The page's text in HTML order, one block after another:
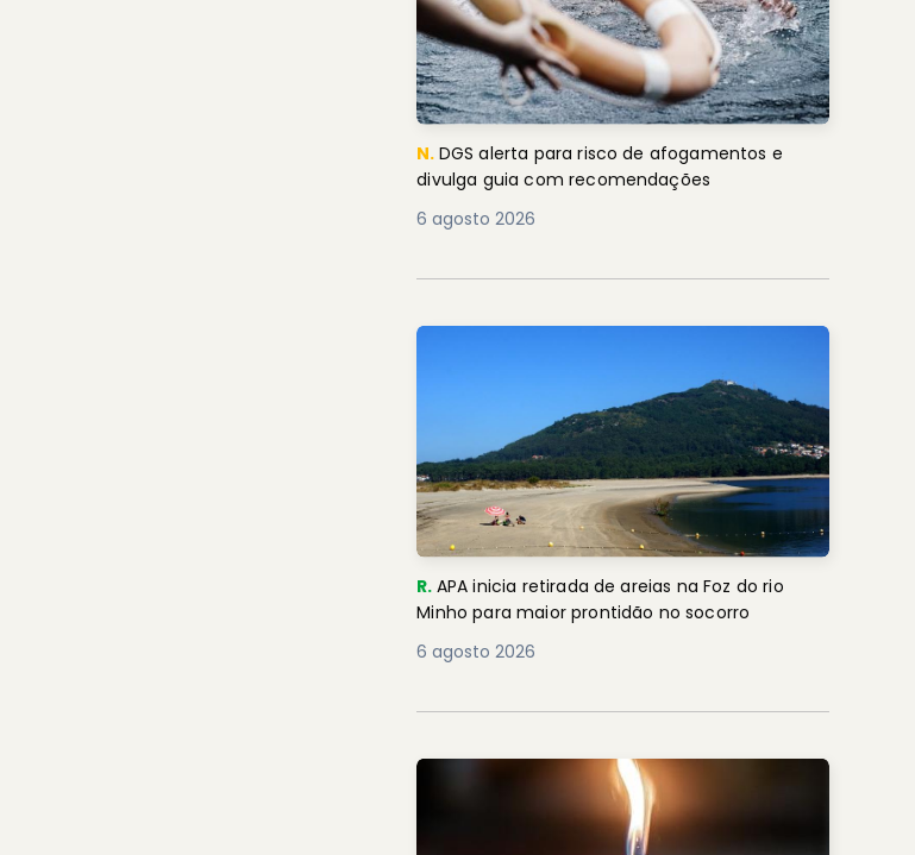
N. DGS alerta para risco de afogamentos e
divulga guia com recomendações
6 agosto 2026
R. APA inicia retirada de areias na Foz do rio
Minho para maior prontidão no socorro
6 agosto 2026